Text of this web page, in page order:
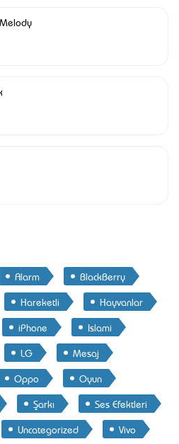
Alarm
BlackBerry
Hareketli
Hayvanlar
iPhone
Islami
LG
Mesaj
Oppo
Oyun
Şarkı
Ses Efektleri
Uncategorized Vivo